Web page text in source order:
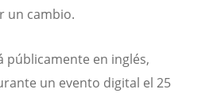
un cambio.
públicamente en inglés,
un evento digital el 25